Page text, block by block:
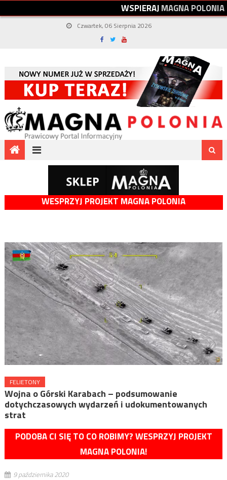
WSPIERAJMAGNAPOLONIA
Czwartek, 06 Sierpnia 2026
WESPRZYJ PROJEKT MAGNA POLONIA
FELIETONY
Wojna o Górski Karabach – podsumowanie
dotychczasowych wydarzeń i udokumentowanych
strat
PODOBA CI SIĘ TO CO ROBIMY? WESPRZYJ PROJEKT
MAGNA POLONIA!
9 października 2020